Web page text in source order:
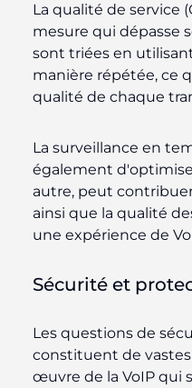
La qualité de service
mesure qui dépasse
sont triées en
manière répétée, ce
qualité de chaque
La surveillance en
également
autre, peut
ainsi que la qualité
une expérience de
Sécurité et
Les questions de
constituent de
œuvre de la VoIP qui